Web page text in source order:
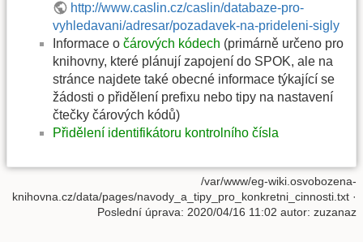
http://www.caslin.cz/caslin/databaze-pro-
vyhledavani/adresar/pozadavek-na-prideleni-sigly
Informace o čárových kódech (primárně určeno pro
knihovny, které plánují zapojení do SPOK, ale na
stránce najdete také obecné informace týkající se
žádosti o přidělení prefixu nebo tipy na nastavení
čtečky čárových kódů)
Přidělení identifikátoru kontrolního čísla
/var/www/eg-wiki.osvobozena-
knihovna.cz/data/pages/navody_a_tipy_pro_konkretni_cinnosti.txt ·
Poslední úprava: 2020/04/16 11:02 autor: zuzanaz